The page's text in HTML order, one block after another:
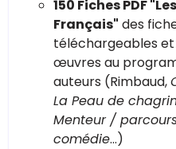
150 Fiches PDF
Français" des
téléchargeables
œuvres au
auteurs (Rimbaud,
La Peau de
Menteur /
comédie…)